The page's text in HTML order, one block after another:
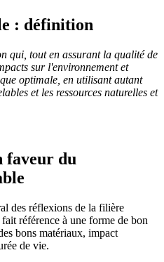
: définition
qui, tout en assurant la qualité de
sur l'environnement et
optimale, en utilisant autant
et les ressources naturelles et
faveur du
des réflexions de la filière
fait référence à une forme de bon
bons matériaux, impact
de vie.